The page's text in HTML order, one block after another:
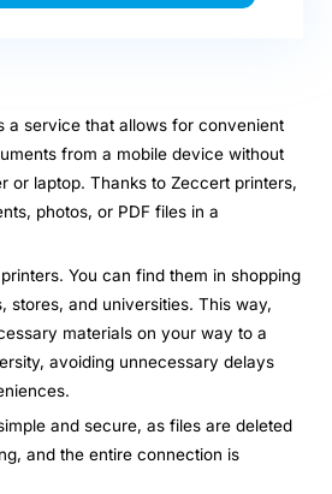
a service that allows for convenient
from a mobile device without
or laptop. Thanks to Zeccert printers,
photos, or PDF files in a
You can find them in shopping
stores, and universities. This way,
materials on your way to a
avoiding unnecessary delays
and secure, as files are deleted
and the entire connection is